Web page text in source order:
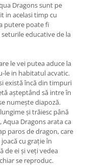
Dragons sunt pe
in acelasi timp cu
putere poate fi
educative de la
le vei putea aduce la
le in habitatul acvatic.
există încă din timpuri
aşteptând să intre în
numește diapoză.
și trăiesc până
Aqua Dragons arata ca
paros de dragon, care
cu grație în
de ei și veți vedea
se reproduc.